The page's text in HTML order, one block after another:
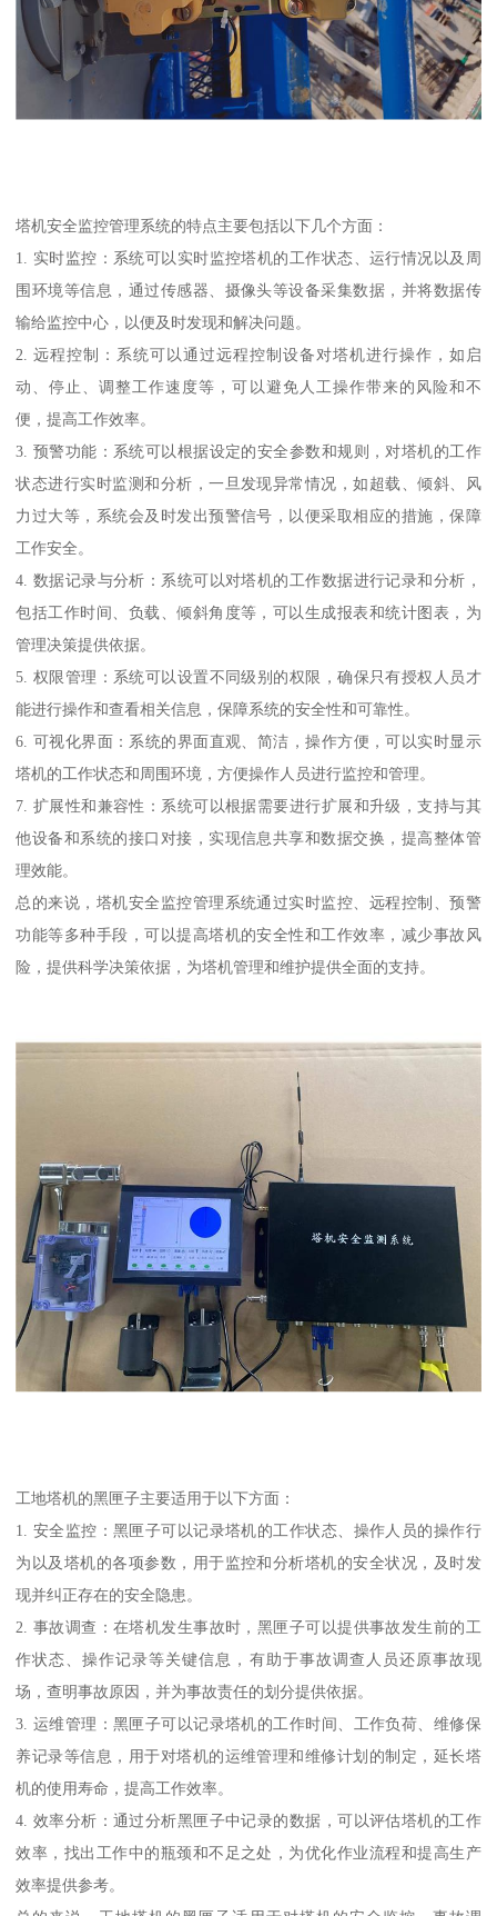
塔机安全监控管理系统的特点主要包括以下几个方面：
1. 实时监控：系统可以实时监控塔机的工作状态、运行情况以及周
围环境等信息，通过传感器、摄像头等设备采集数据，并将数据传
输给监控中心，以便及时发现和解决问题。
2. 远程控制：系统可以通过远程控制设备对塔机进行操作，如启
动、停止、调整工作速度等，可以避免人工操作带来的风险和不
便，提高工作效率。
3. 预警功能：系统可以根据设定的安全参数和规则，对塔机的工作
状态进行实时监测和分析，一旦发现异常情况，如超载、倾斜、风
力过大等，系统会及时发出预警信号，以便采取相应的措施，保障
工作安全。
4. 数据记录与分析：系统可以对塔机的工作数据进行记录和分析，
包括工作时间、负载、倾斜角度等，可以生成报表和统计图表，为
管理决策提供依据。
5. 权限管理：系统可以设置不同级别的权限，确保只有授权人员才
能进行操作和查看相关信息，保障系统的安全性和可靠性。
6. 可视化界面：系统的界面直观、简洁，操作方便，可以实时显示
塔机的工作状态和周围环境，方便操作人员进行监控和管理。
7. 扩展性和兼容性：系统可以根据需要进行扩展和升级，支持与其
他设备和系统的接口对接，实现信息共享和数据交换，提高整体管
理效能。
总的来说，塔机安全监控管理系统通过实时监控、远程控制、预警
功能等多种手段，可以提高塔机的安全性和工作效率，减少事故风
险，提供科学决策依据，为塔机管理和维护提供全面的支持。
工地塔机的黑匣子主要适用于以下方面：
1. 安全监控：黑匣子可以记录塔机的工作状态、操作人员的操作行
为以及塔机的各项参数，用于监控和分析塔机的安全状况，及时发
现并纠正存在的安全隐患。
2. 事故调查：在塔机发生事故时，黑匣子可以提供事故发生前的工
作状态、操作记录等关键信息，有助于事故调查人员还原事故现
场，查明事故原因，并为事故责任的划分提供依据。
3. 运维管理：黑匣子可以记录塔机的工作时间、工作负荷、维修保
养记录等信息，用于对塔机的运维管理和维修计划的制定，延长塔
机的使用寿命，提高工作效率。
4. 效率分析：通过分析黑匣子中记录的数据，可以评估塔机的工作
效率，找出工作中的瓶颈和不足之处，为优化作业流程和提高生产
效率提供参考。